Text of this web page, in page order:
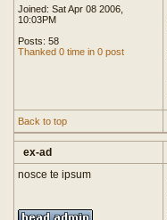
Joined: Sat Apr 08 2006,
10:03PM
Posts: 58
Thanked 0 time in 0 post
Back to top
ex-ad
nosce te ipsum